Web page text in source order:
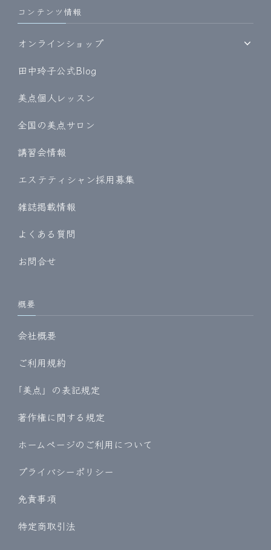
コンテンツ情報
オンラインショップ
田中玲子公式Blog
美点個人レッスン
全国の美点サロン
講習会情報
エステティシャン採用募集
雑誌掲載情報
よくある質問
お問合せ
概要
会社概要
ご利用規約
｢美点」の表記規定
著作権に関する規定
ホームページのご利用について
プライバシーポリシー
免責事項
特定商取引法